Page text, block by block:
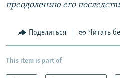
преодолению его
Поделиться Читать
This item is part of